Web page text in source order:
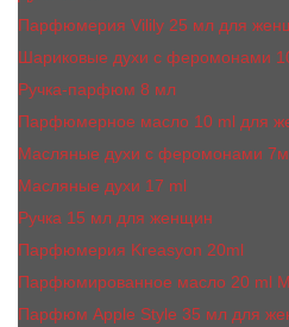
Парфюмерия Vilily 25 мл для
Шариковые духи с феромонами
Ручка-парфюм 8 мл
Парфюмерное масло 10 ml для
Масляные духи c феромонами
Масляные духи 17 ml
Ручка 15 мл для женщин
Парфюмерия Kreasyon 20ml
Парфюмированное масло 20 ml
Парфюм Apple Style 35 мл для